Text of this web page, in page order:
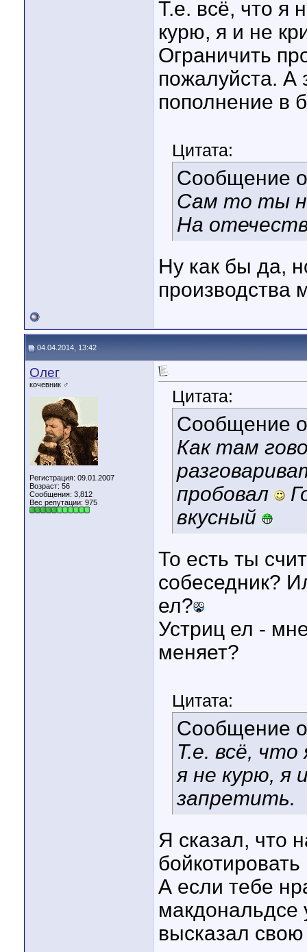
Т.е. всё, что я
курю, я и не
Ограничить
пожалуйста. А
пополнение в
Цитата:
Сообщение
Сам то ты
На
Ну как бы да,
производства
04.04.2014, 13:42
Олег
кочевник ♂
Регистрация: 09.01.2007
Возраст: 56
Сообщения: 3,812
Вес репутации: 975
Цитата:
Сообщение
Как там
пробовал
вкусный
То есть ты
собеседник?
ел?
Устриц ел -
меняет?
Цитата:
Сообщение
Т.е. всё,
я не курю, я
запретить.
Я сказал, что
А если тебе
макдональдсе
высказал